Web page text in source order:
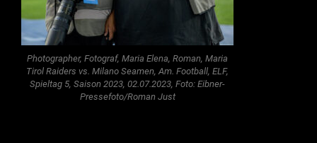
Photographer, Fotograf, Maria Elena, Roman, Maria
Tirol Raiders vs. Milano Seamen, Am. Football, ELF,
Spieltag 5, Saison 2023, 02.07.2023, Foto: Eibner-
Pressefoto/Roman Just